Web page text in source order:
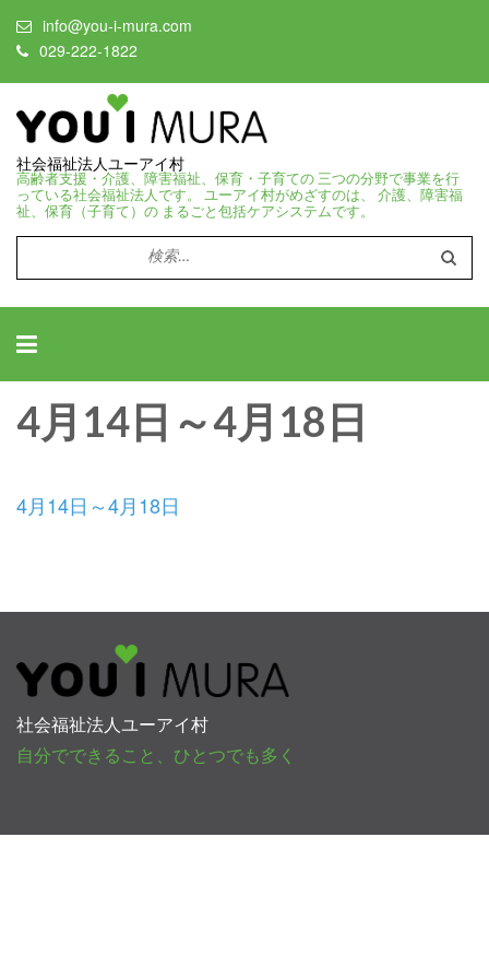
info@you-i-mura.com
029-222-1822
社会福祉法人ユーアイ村
高齢者支援・介護、障害福祉、保育・子育ての 三つの分野で事業を行
っている社会福祉法人です。 ユーアイ村がめざすのは、 介護、障害福
祉、保育（子育て）の まるごと包括ケアシステムです。
検
索:
4月14日～4月18日
4月14日～4月18日
社会福祉法人ユーアイ村
自分でできること、ひとつでも多く